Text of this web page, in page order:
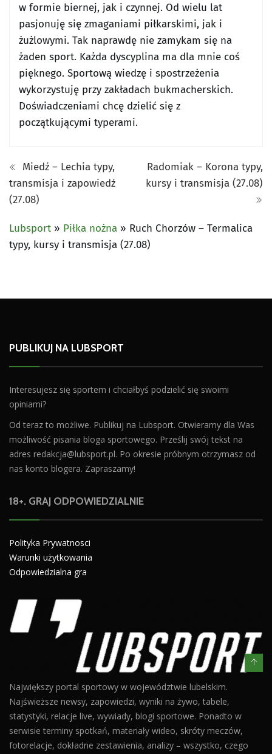
w formie biernej, jak i czynnej. Od wielu lat
pasjonuję się zmaganiami piłkarskimi, jak i
żużlowymi. Tak naprawdę nie zamykam się na
żaden sport. Każda dyscyplina ma dla mnie coś
pięknego. Sportową wiedzę i spostrzeżenia
wykorzystuję przy zakładach bukmacherskich.
Doświadczeniami chcę dzielić się z
początkującymi typerami.
Miedź – Lechia typy,
transmisja i zapowiedź
(27.08)
Radomiak – Korona typy,
kursy i transmisja (27.08)
Lubsport » Piłka nożna » Ruch Chorzów – Termalica
typy, kursy i transmisja (27.08)
PUBLIKUJ NA LUBSPORT
Interesujesz się sportem i chciałbyś podzielić się swoimi
opiniami?
Od teraz to możliwe. Publikuj na Lubsport. Otwieramy dla Was
możliwość pisania bloga sportowego. Prześlij swój tekst na
adres redakcja@lubsport.pl. Po okresie próbnym otrzymasz od
nas konto blogera. Zapraszamy!
18+. GRAJ ODPOWIEDZIALNIE
Polityka Prywatnosci
Warunki użytkowania
Odpowiedzialna gra
Największy portal sportowy w województwie lubelskim.
Najświeższe newsy, zapowiedzi, wyniki na żywo, tabele,
statystyki, relacje live, wywiady, blogi sportowe. Ponadto w
serwisie terminy spotkań, materiały wideo, skróty meczów,
fotorelacje, dokładne zestawienia, analizy – wszystko, czego